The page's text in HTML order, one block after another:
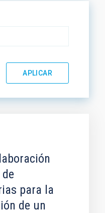
para la
de un